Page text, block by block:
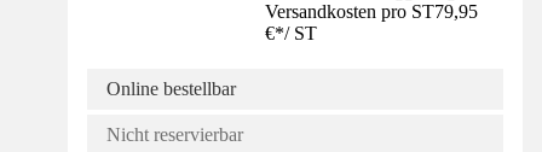
Versandkosten pro ST79,95
€*/ ST
Online bestellbar
Nicht reservierbar